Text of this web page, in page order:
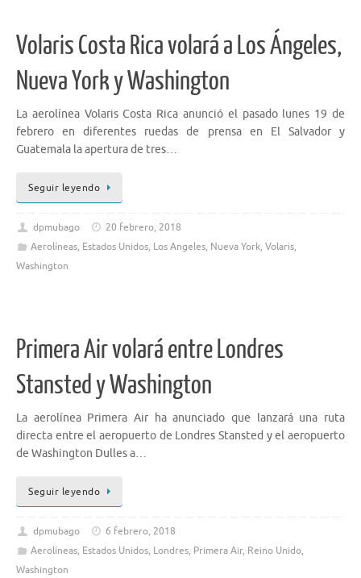
Volaris Costa Rica volará a Los Ángeles,
Nueva York y Washington
La aerolínea Volaris Costa Rica anunció el pasado lunes 19 de
febrero en diferentes ruedas de prensa en El Salvador y
Guatemala la apertura de tres…
Seguir leyendo
dpmubago
20 febrero, 2018
Aerolíneas, Estados Unidos, Los Angeles, Nueva York, Volaris,
Washington
Primera Air volará entre Londres
Stansted y Washington
La aerolínea Primera Air ha anunciado que lanzará una ruta
directa entre el aeropuerto de Londres Stansted y el aeropuerto
de Washington Dulles a…
Seguir leyendo
dpmubago
6 febrero, 2018
Aerolíneas, Estados Unidos, Londres, Primera Air, Reino Unido,
Washington